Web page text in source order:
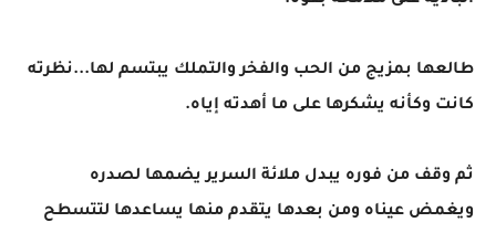
طالعها بمزيج من الحب والفخر والتملك يبتسم لها...نظرته
كانت وكأنه يشكرها على ما أهدته إياه.
ثم وقف من فوره يبدل ملائة السرير يضمها لصدره
ويغمض عيناه ومن بعدها يتقدم منها يساعدها لتتسطح